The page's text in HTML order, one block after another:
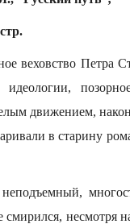
веховство Петра
движением,
в старину
смирился, несмотря